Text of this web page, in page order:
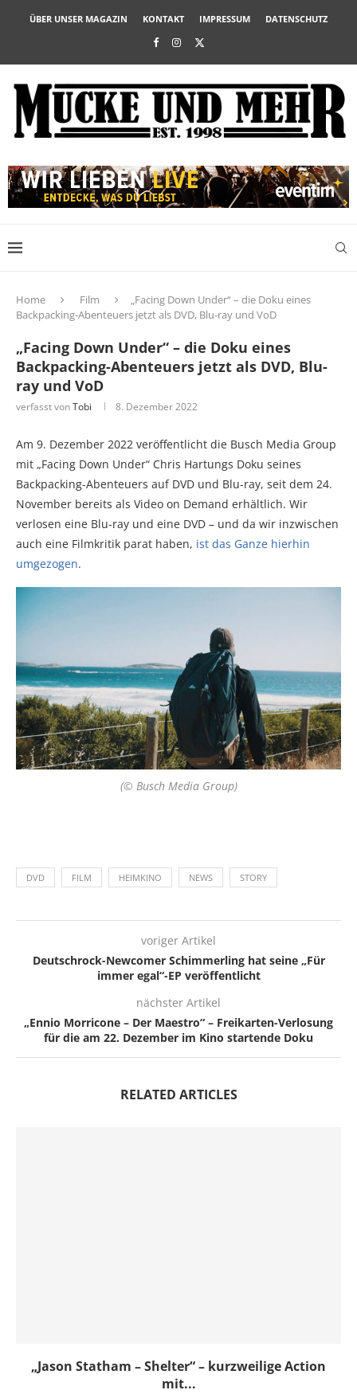
ÜBER UNSER MAGAZIN KONTAKT IMPRESSUM DATENSCHUTZ
Home Film
„Facing Down Under“ – die Doku eines
Backpacking-Abenteuers jetzt als DVD, Blu-ray und VoD
„Facing Down Under“ – die Doku eines
Backpacking-Abenteuers jetzt als DVD, Blu-
ray und VoD
verfasst vonTobi 8. Dezember 2022
Am 9. Dezember 2022 veröffentlicht die Busch Media Group
mit „Facing Down Under“ Chris Hartungs Doku seines
Backpacking-Abenteuers auf DVD und Blu-ray, seit dem 24.
November bereits als Video on Demand erhältlich. Wir
verlosen eine Blu-ray und eine DVD – und da wir inzwischen
auch eine Filmkritik parat haben, ist das Ganze hierhin
umgezogen.
(© Busch Media Group)
DVD FILM HEIMKINO NEWS STORY
voriger Artikel
Deutschrock-Newcomer Schimmerling hat seine „Für
immer egal“-EP veröffentlicht
nächster Artikel
„Ennio Morricone – Der Maestro“ – Freikarten-Verlosung
für die am 22. Dezember im Kino startende Doku
RELATED ARTICLES
„Jason Statham – Shelter“ – kurzweilige Action
mit...